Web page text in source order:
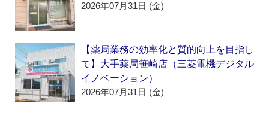
2026年07月31日 (金)
【薬局業務の効率化と質的向上を目指し
て】大手薬局笹崎店（三菱電機デジタル
イノベーション）
2026年07月31日 (金)